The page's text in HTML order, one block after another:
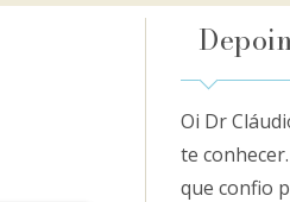
Oi Dr
te
que confio